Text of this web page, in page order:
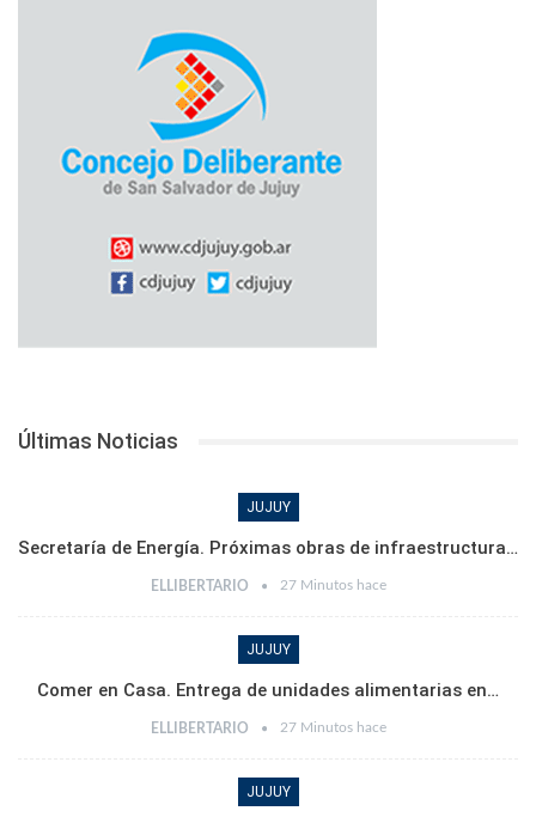
Últimas Noticias
JUJUY
Secretaría de Energía. Próximas obras de infraestructura…
ELLIBERTARIO 27 Minutos hace
JUJUY
Comer en Casa. Entrega de unidades alimentarias en…
ELLIBERTARIO 27 Minutos hace
JUJUY